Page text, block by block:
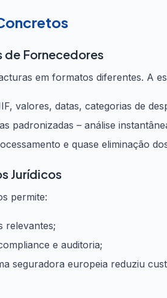
de Fornecedores
em formatos diferentes. A
valores, datas, categorias de
padronizadas – análise
e quase eliminação
Jurídicos
permite:
relevantes;
e auditoria;
seguradora europeia reduziu